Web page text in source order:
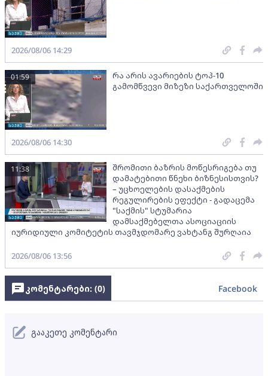
2026/08/06 14:29
რა არის ავარიების ტოპ-10
გამომწვევი მიზეზი საქართველოში
01:59
2026/08/06 14:30
შრომითი ბაზრის მოწესრიგება თუ
დამატებითი წნეხი ბიზნესისთვის?
– უცხოელების დასაქმების
რეგულირების ეფექტი - გადაცემა
"საქმის" სტუმარია
დამსაქმებელთა ასოციაციის
იურიდიული კომიტეტის თავმჯდომარე ვახტანგ შურღაია
11:38
2026/08/06 13:56
კომენტარები: (0) Facebook
გააკეთე კომენტარი